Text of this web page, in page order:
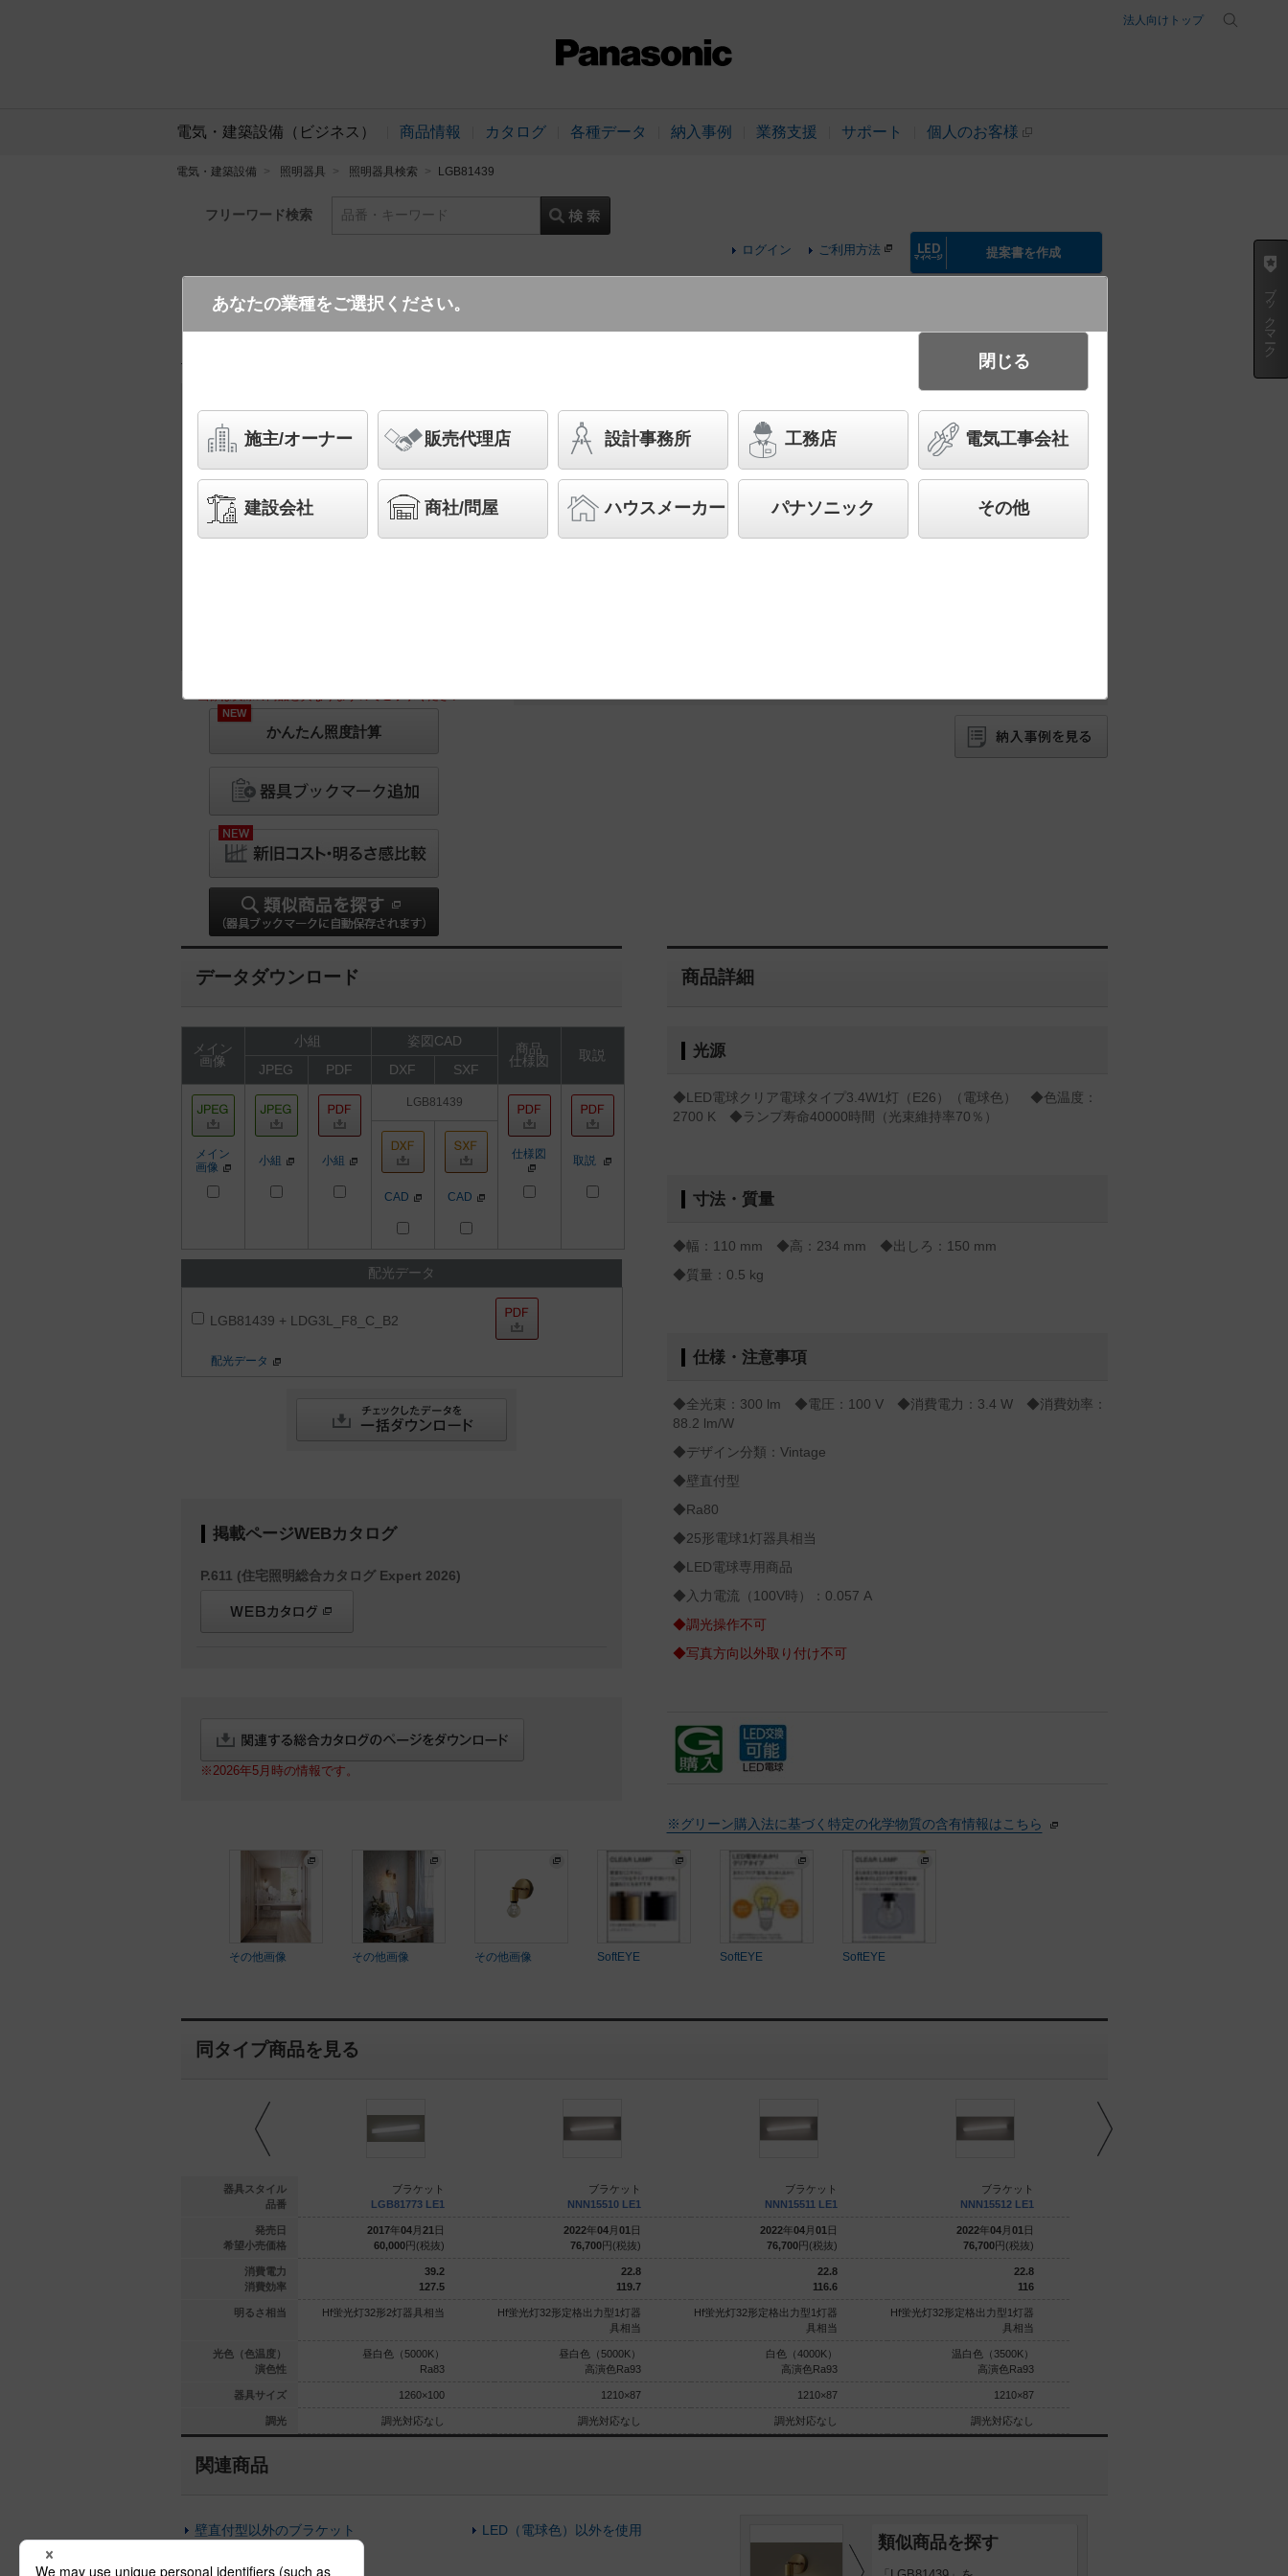
法人向けトップ
電気・建築設備（ビジネス） 商品情報 カタログ 各種データ 納入事例 業務支援 サポート 個人のお客様
電気・建築設備 照明器具 照明器具検索 LGB81439
フリーワード検索 品番・キーワード
ログイン ご利用方法 提案書を作成
LGB81439
※画像は実際の商品と異なりますのでご了承ください
NEW
かんたん照度計算
壁直付型 LED（電球色） ブラケット LED電球交換型 白熱電球25形1灯器
具相当
◆工場在庫品
◆希望小売価格 26,200 円（税抜）
ランプ同梱包
データダウンロード
メイン
画像
小組 姿図CAD
商品
仕様図
取説
JPEG
PDF DXF SXF
メイン
画像
小組 小組
LGB81439
仕様図 取説
CAD CAD
配光データ
LGB81439 + LDG3L_F8_C_B2
配光データ
掲載ページWEBカタログ
P.611 (住宅照明総合カタログ Expert 2026)
※2026年5月時の情報です。
商品詳細
光源
◆LED電球クリア電球タイプ3.4W1灯（E26）（電球色） ◆色温度：
2700 K ◆ランプ寿命40000時間（光束維持率70％）
寸法・質量
◆幅：110 mm ◆高：234 mm ◆出しろ：150 mm
◆質量：0.5 kg
仕様・注意事項
◆全光束：300 lm ◆電圧：100 V ◆消費電力：3.4 W ◆消費効率：
88.2 lm/W
◆デザイン分類：Vintage
◆壁直付型
◆Ra80
◆25形電球1灯器具相当
◆LED電球専用商品
◆入力電流（100V時）：0.057 A
◆調光操作不可
◆写真方向以外取り付け不可
※グリーン購入法に基づく特定の化学物質の含有情報はこちら
その他画像 その他画像 その他画像 SoftEYE SoftEYE SoftEYE
同タイプ商品を見る
器具スタイル
品番
発売日
希望小売価格
消費電力
消費効率
明るさ相当
光色（色温度）
演色性
器具サイズ
調光
ブラケット
円(税抜)
4.5
97.7
白熱電球60形1灯器具相当
温白色（3500K）
135×135
ブラケット
LGB81773 LE1
2017年04月 21 日
60,000円(税抜)
39.2
127.5
Hf蛍光灯32形2灯器具相当
昼白色（5000K）
Ra83
1260×100
調光対応なし
ブラケット
NNN15510 LE1
2022年04月 01 日
76,700円(税抜)
22.8
119.7
Hf蛍光灯32形定格出力型1灯器
具相当
昼白色（5000K）
高演色Ra93
1210×87
調光対応なし
ブラケット
NNN15511 LE1
2022年04月 01 日
76,700円(税抜)
22.8
116.6
Hf蛍光灯32形定格出力型1灯器
具相当
白色（4000K）
高演色Ra93
1210×87
調光対応なし
ブラケット
NNN15512 LE1
2022年04月 01 日
76,700円(税抜)
22.8
116
Hf蛍光灯32形定格出力型1灯器
具相当
温白色（3500K）
高演色Ra93
1210×87
調光対応なし
関連商品
壁直付型以外のブラケット LED（電球色）以外を使用
類似商品を探す
ブックマーク
あなたの業種をご選択ください。
施主/オーナー 販売代理店 設計事務所 工務店 電気工事会社
建設会社 商社/問屋 ハウスメーカー パナソニック その他
閉じる